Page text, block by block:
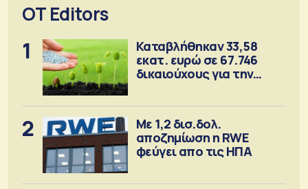
OT Editors
1
Καταβλήθηκαν 33,58
εκατ. ευρώ σε 67.746
δικαιούχους για την
2
Με 1,2 δισ.δολ.
αποζημίωση η RWE
φεύγει απο τις ΗΠΑ